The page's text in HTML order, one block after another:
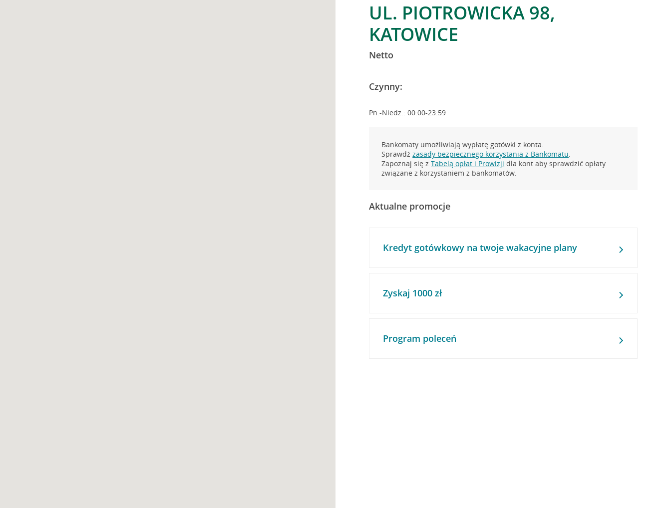
UL. PIOTROWICKA 98,
KATOWICE
Netto
Czynny:
Pn.-Niedz.: 00:00-23:59
Bankomaty umożliwiają wypłatę gotówki z konta.
Sprawdźzasady bezpiecznego korzystania z Bankomatu.
Zapoznaj się zTabelą opłat i Prowizji dla kont aby sprawdzić opłaty
związane z korzystaniem z bankomatów.
Aktualne promocje
Kredyt gotówkowy na twoje wakacyjne plany
Zyskaj 1000 zł
Program poleceń